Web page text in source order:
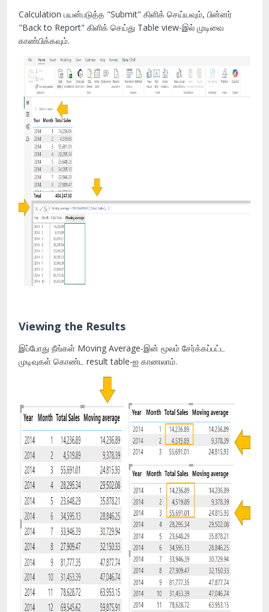
Calculation பயன்படுத்த "Submit" கிளிக் செய்யவும், பின்னர்
"Back to Report" கிளிக் செய்து Table view-இல் முடிவை
காண்பிக்கவும்.
Viewing the Results
இப்போது நீங்கள் Moving Average-இன் மூலம் சேர்க்கப்பட்ட
முடிவுகள் கொண்ட result table-ஐ காணலாம்.